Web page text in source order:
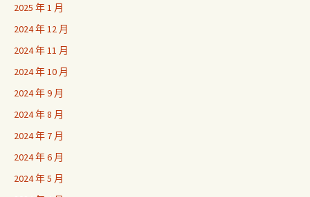
2025 年 1 月
2024 年 12 月
2024 年 11 月
2024 年 10 月
2024 年 9 月
2024 年 8 月
2024 年 7 月
2024 年 6 月
2024 年 5 月